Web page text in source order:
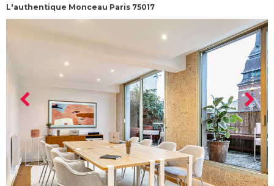
L'authentique Monceau Paris 75017